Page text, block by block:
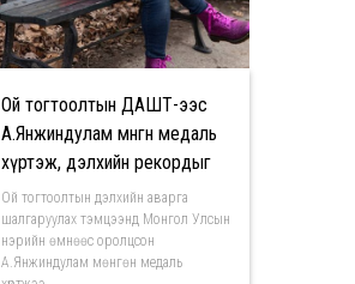
Ой тогтоолтын ДАШТ-ээс
А.Янжиндулам мөнгөн медаль
хүртэж, дэлхийн рекордыг
шинэчиллээ
Ой тогтоолтын дэлхийн аварга
шалгаруулах тэмцээнд Монгол Улсын
нэрийн өмнөөс оролцсон
А.Янжиндулам мөнгөн медаль